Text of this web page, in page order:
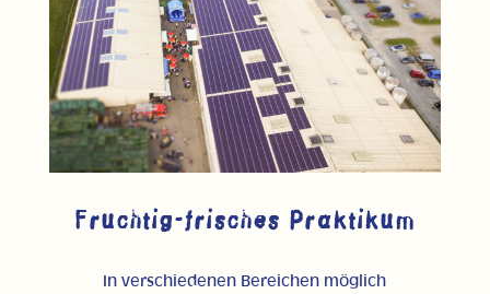
Fruchtig-frisches Praktikum
In verschiedenen Bereichen möglich